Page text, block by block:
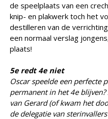
de speelplaats van een
knip- en plakwerk toch het
destilleren van de
een normaal verslag
plaats!
5e redt 4e niet
Oscar speelde een perfecte
permanent in het 4e
van Gerard (of kwam het
de delegatie van